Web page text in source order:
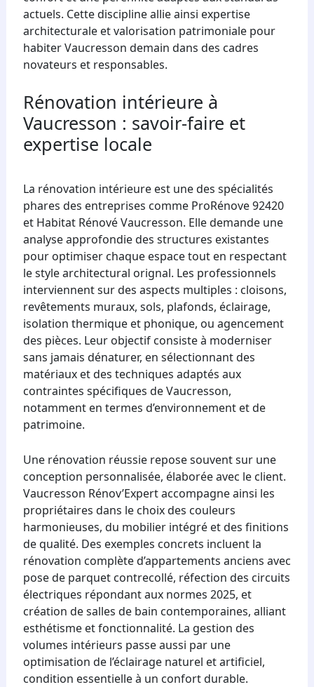
actuels. Cette discipline allie ainsi expertise
architecturale et valorisation patrimoniale pour
habiter Vaucresson demain dans des cadres
novateurs et responsables.
Rénovation intérieure à
Vaucresson : savoir-faire et
expertise locale
La rénovation intérieure est une des spécialités
phares des entreprises comme ProRénove 92420
et Habitat Rénové Vaucresson. Elle demande une
analyse approfondie des structures existantes
pour optimiser chaque espace tout en respectant
le style architectural orignal. Les professionnels
interviennent sur des aspects multiples : cloisons,
revêtements muraux, sols, plafonds, éclairage,
isolation thermique et phonique, ou agencement
des pièces. Leur objectif consiste à moderniser
sans jamais dénaturer, en sélectionnant des
matériaux et des techniques adaptés aux
contraintes spécifiques de Vaucresson,
notamment en termes d’environnement et de
patrimoine.
Une rénovation réussie repose souvent sur une
conception personnalisée, élaborée avec le client.
Vaucresson Rénov’Expert accompagne ainsi les
propriétaires dans le choix des couleurs
harmonieuses, du mobilier intégré et des finitions
de qualité. Des exemples concrets incluent la
rénovation complète d’appartements anciens avec
pose de parquet contrecollé, réfection des circuits
électriques répondant aux normes 2025, et
création de salles de bain contemporaines, alliant
esthétisme et fonctionnalité. La gestion des
volumes intérieurs passe aussi par une
optimisation de l’éclairage naturel et artificiel,
condition essentielle à un confort durable.